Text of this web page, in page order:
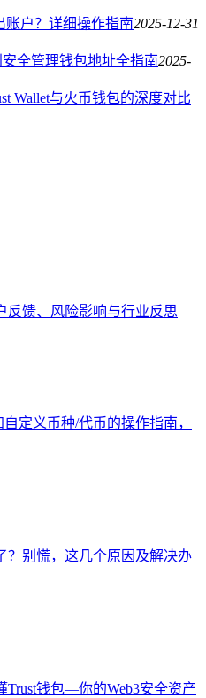
账户？详细操作指南2025-12-31
安全管理钱包地址全指南2025-
Wallet与火币钱包的深度对比
反馈、风险影响与行业反思
定义币种/代币的操作指南，
？别慌，这几个原因及解决办
Trust钱包—你的Web3安全资产